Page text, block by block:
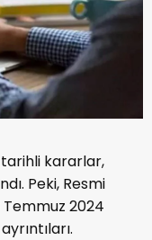
tarihli kararlar,
Peki, Resmi
2024